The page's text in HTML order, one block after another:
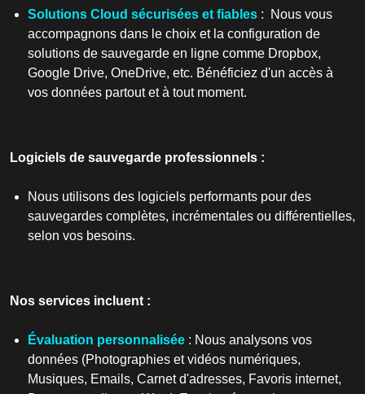
Solutions Cloud sécurisées et fiables : Nous vous
accompagnons dans le choix et la configuration de
solutions de sauvegarde en ligne comme Dropbox,
Google Drive, OneDrive, etc. Bénéficiez d'un accès à
vos données partout et à tout moment.
Logiciels de sauvegarde professionnels :
Nous utilisons des logiciels performants pour des
sauvegardes complètes, incrémentales ou différentielles,
selon vos besoins.
Nos services incluent :
Évaluation personnalisée : Nous analysons vos
données (Photographies et vidéos numériques,
Musiques, Emails, Carnet d'adresses, Favoris internet,